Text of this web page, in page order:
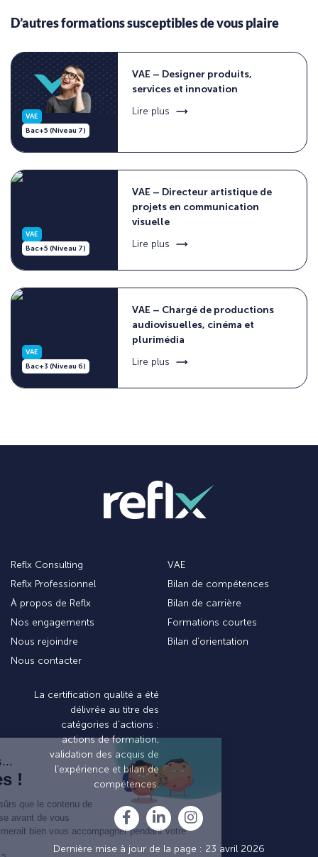
D’autres formations susceptibles de vous plaire
VAE
Bac+5 (Niveau 7)
VAE – Designer produits,
services et innovation
Lire plus
VAE
Bac+5 (Niveau 7)
VAE – Directeur artistique de
projets en communication
visuelle
Lire plus
VAE
Bac+3 (Niveau 6)
VAE – Chargé de productions
audiovisuelles, cinéma et
plurimédia
Lire plus
Reflx Consulting
Reflx Professionnel
À propos de Reflx
Nos engagements
Nous rejoindre
Nous contacter
VAE
Bilan de compétences
Bilan de carrière
Formations courtes
Bilan d’orientation
La certification qualité a été
délivrée au titre des
catégories d’actions :
actions de formation,
validation des acquis de
l’expérience et bilan de
compétences.
Dernière mise à jour de la page : 23 avril 2026